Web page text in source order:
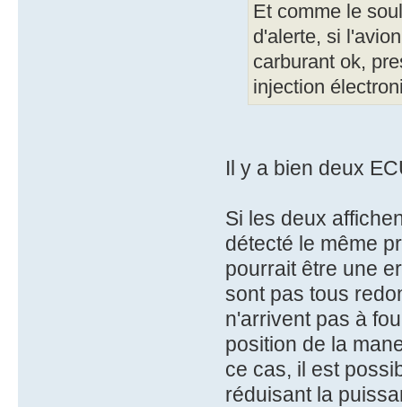
Et comme le
d'alerte, si
carburant ok,
injection
Il y a bien deux
Si les deux
détecté le même
pourrait être une
sont pas tous
n'arrivent pas à
position de la
ce cas, il est
réduisant la